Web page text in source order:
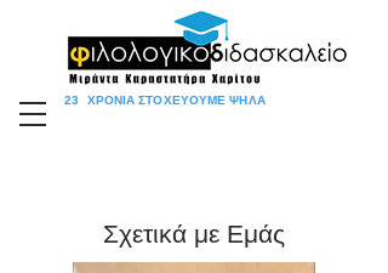
23 ΧΡΟΝΙΑ ΣΤΟΧΕΥΟΥΜΕ ΨHΛΑ
Σχετικά με Εμάς